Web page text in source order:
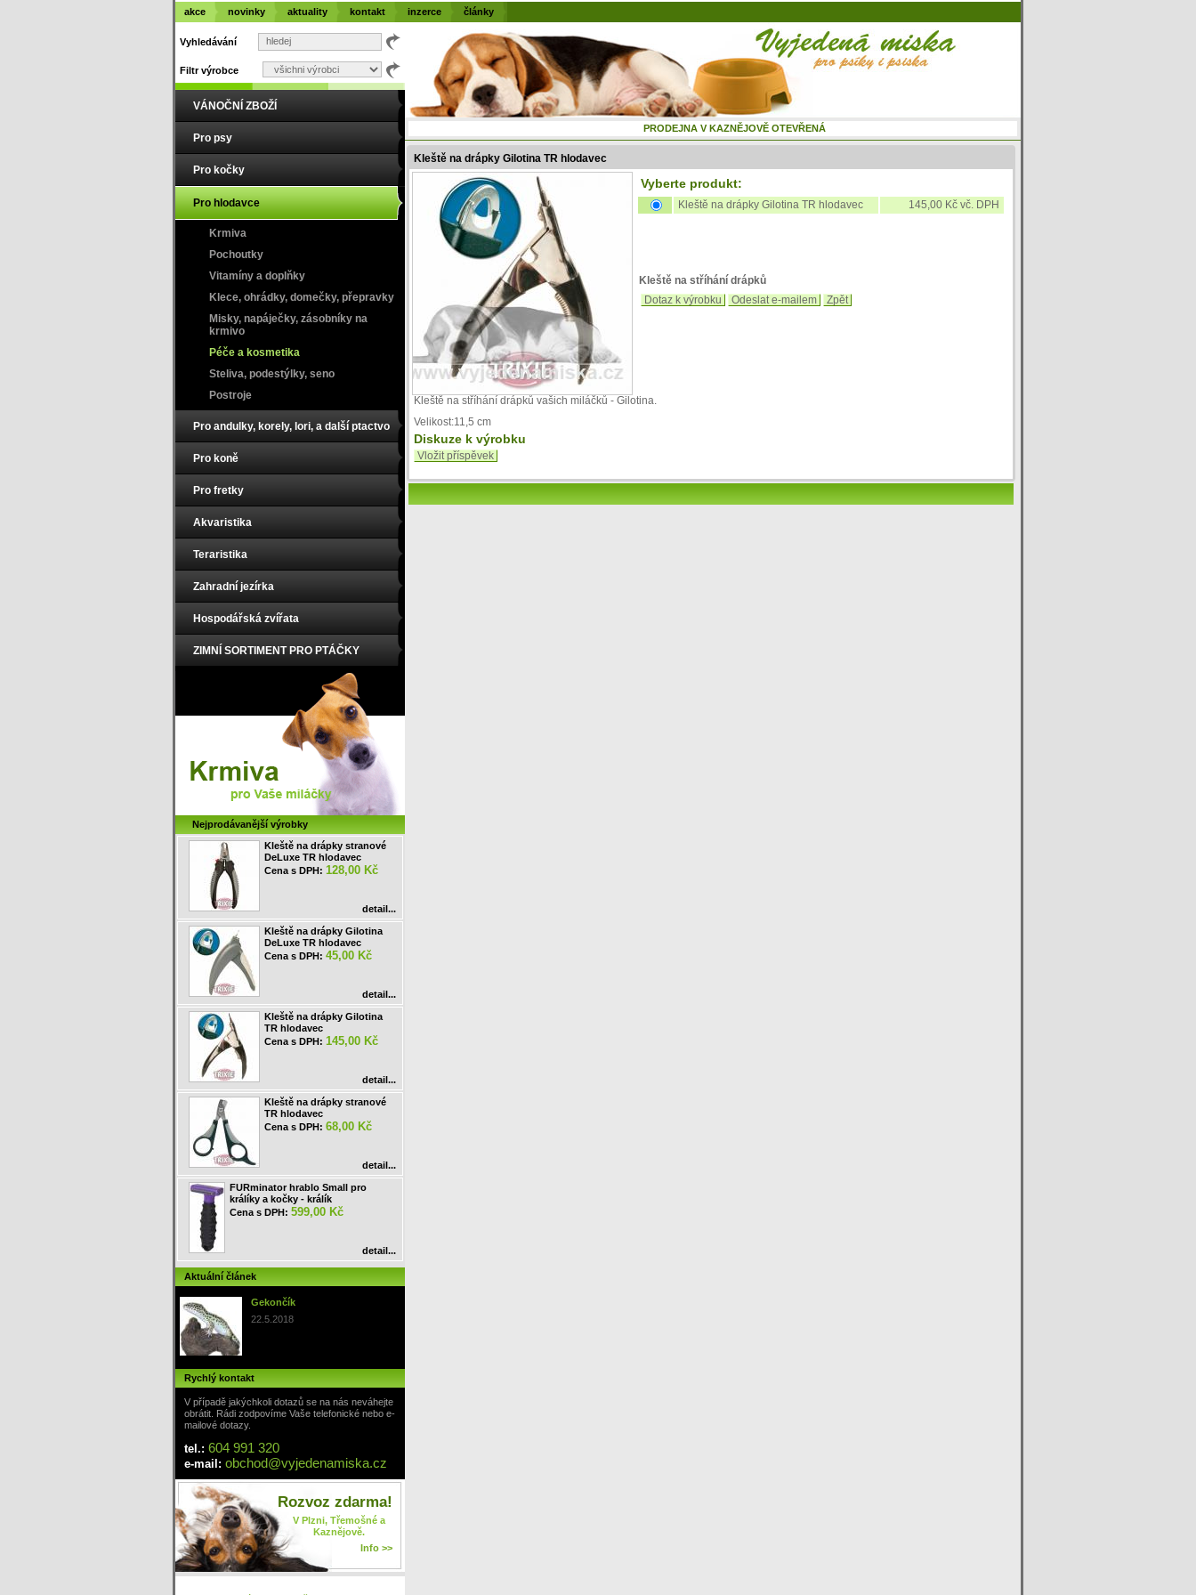
Kleště na drápky Gilotina TR hlodavec
Vyberte produkt:
Kleště na drápky Gilotina TR hlodavec 145,00 Kč vč. DPH
Kleště na stříhání drápků
Dotaz k výrobku
Odeslat e-mailem Zpět
Kleště na stříhání drápků vašich miláčků - Gilotina.
Velikost:11,5 cm
Diskuze k výrobku
Vložit příspěvek
PRODEJNA V KAZNĚJOVĚ OTEVŘENÁ
Vyhledávání
Filtr výrobce
VÁNOČNÍ ZBOŽÍ
Pro psy
Pro kočky
Pro hlodavce
Krmiva
Pochoutky
Vitamíny a doplňky
Klece, ohrádky, domečky, přepravky
Misky, napáječky, zásobníky na
krmivo
Péče a kosmetika
Steliva, podestýlky, seno
Postroje
Pro andulky, korely, lori, a další ptactvo
Pro koně
Pro fretky
Akvaristika
Teraristika
Zahradní jezírka
Hospodářská zvířata
ZIMNÍ SORTIMENT PRO PTÁČKY
Nejprodávanější výrobky
Kleště na drápky stranové
DeLuxe TR hlodavec
Cena s DPH: 128,00 Kč
detail...
Kleště na drápky Gilotina
DeLuxe TR hlodavec
Cena s DPH: 45,00 Kč
detail...
Kleště na drápky Gilotina
TR hlodavec
Cena s DPH: 145,00 Kč
detail...
Kleště na drápky stranové
TR hlodavec
Cena s DPH: 68,00 Kč
detail...
FURminator hrablo Small pro
králíky a kočky - králík
Cena s DPH: 599,00 Kč
detail...
Aktuální článek
Gekončík
22.5.2018
Rychlý kontakt
V případě jakýchkoli dotazů se na nás neváhejte
obrátit. Rádi zodpovíme Vaše telefonické nebo e-
mailové dotazy.
tel.: 604 991 320
e-mail: obchod@vyjedenamiska.cz
Rozvoz zdarma!
V Plzni, Třemošné a
Kaznějově.
Info >>
akce novinky aktuality kontakt inzerce články